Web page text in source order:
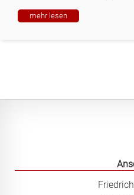
mehr lesen